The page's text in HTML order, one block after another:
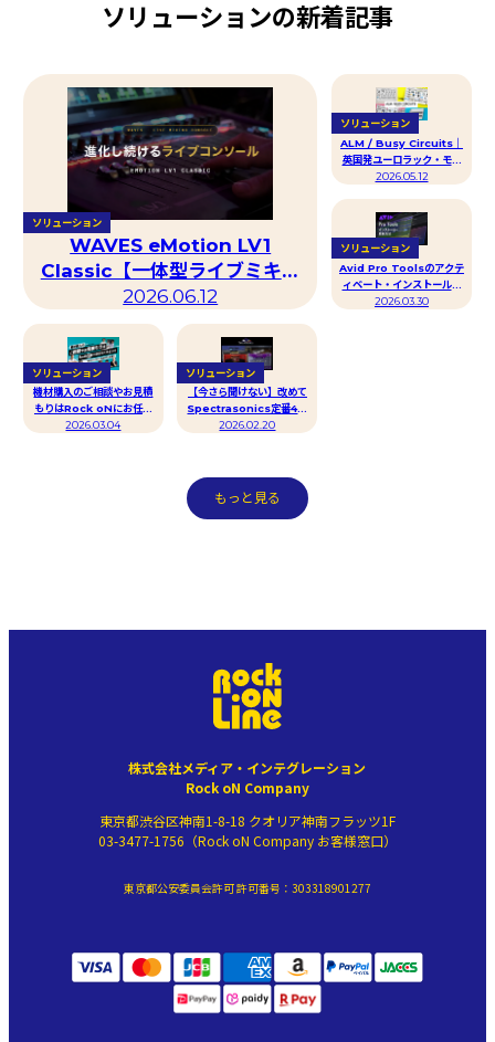
ソリューションの新着記事
ソリューション
WAVES eMotion LV1
Classic【一体型ライブミキシ
ングコンソール】
2026.06.12
ソリューション
ALM / Busy Circuits｜
英国発ユーロラック・モジ
ュラーシンセブランド
2026.05.12
ソリューション
Avid Pro Toolsのアクテ
ィベート・インストール・
更新方法
2026.03.30
ソリューション
機材購入のご相談やお見積
もりはRock oNにお任せ
ください！【レコーディン
2026.03.04
ソリューション
【今さら聞けない】改めて
Spectrasonics定番4種
の神器”ここ”がすごい！
2026.02.20
もっと見る
株式会社メディア・インテグレーション
Rock oN Company
東京都渋谷区神南1-8-18 クオリア神南フラッツ1F
03-3477-1756（Rock oN Company お客様窓口）
東京都公安委員会許可 許可番号：303318901277